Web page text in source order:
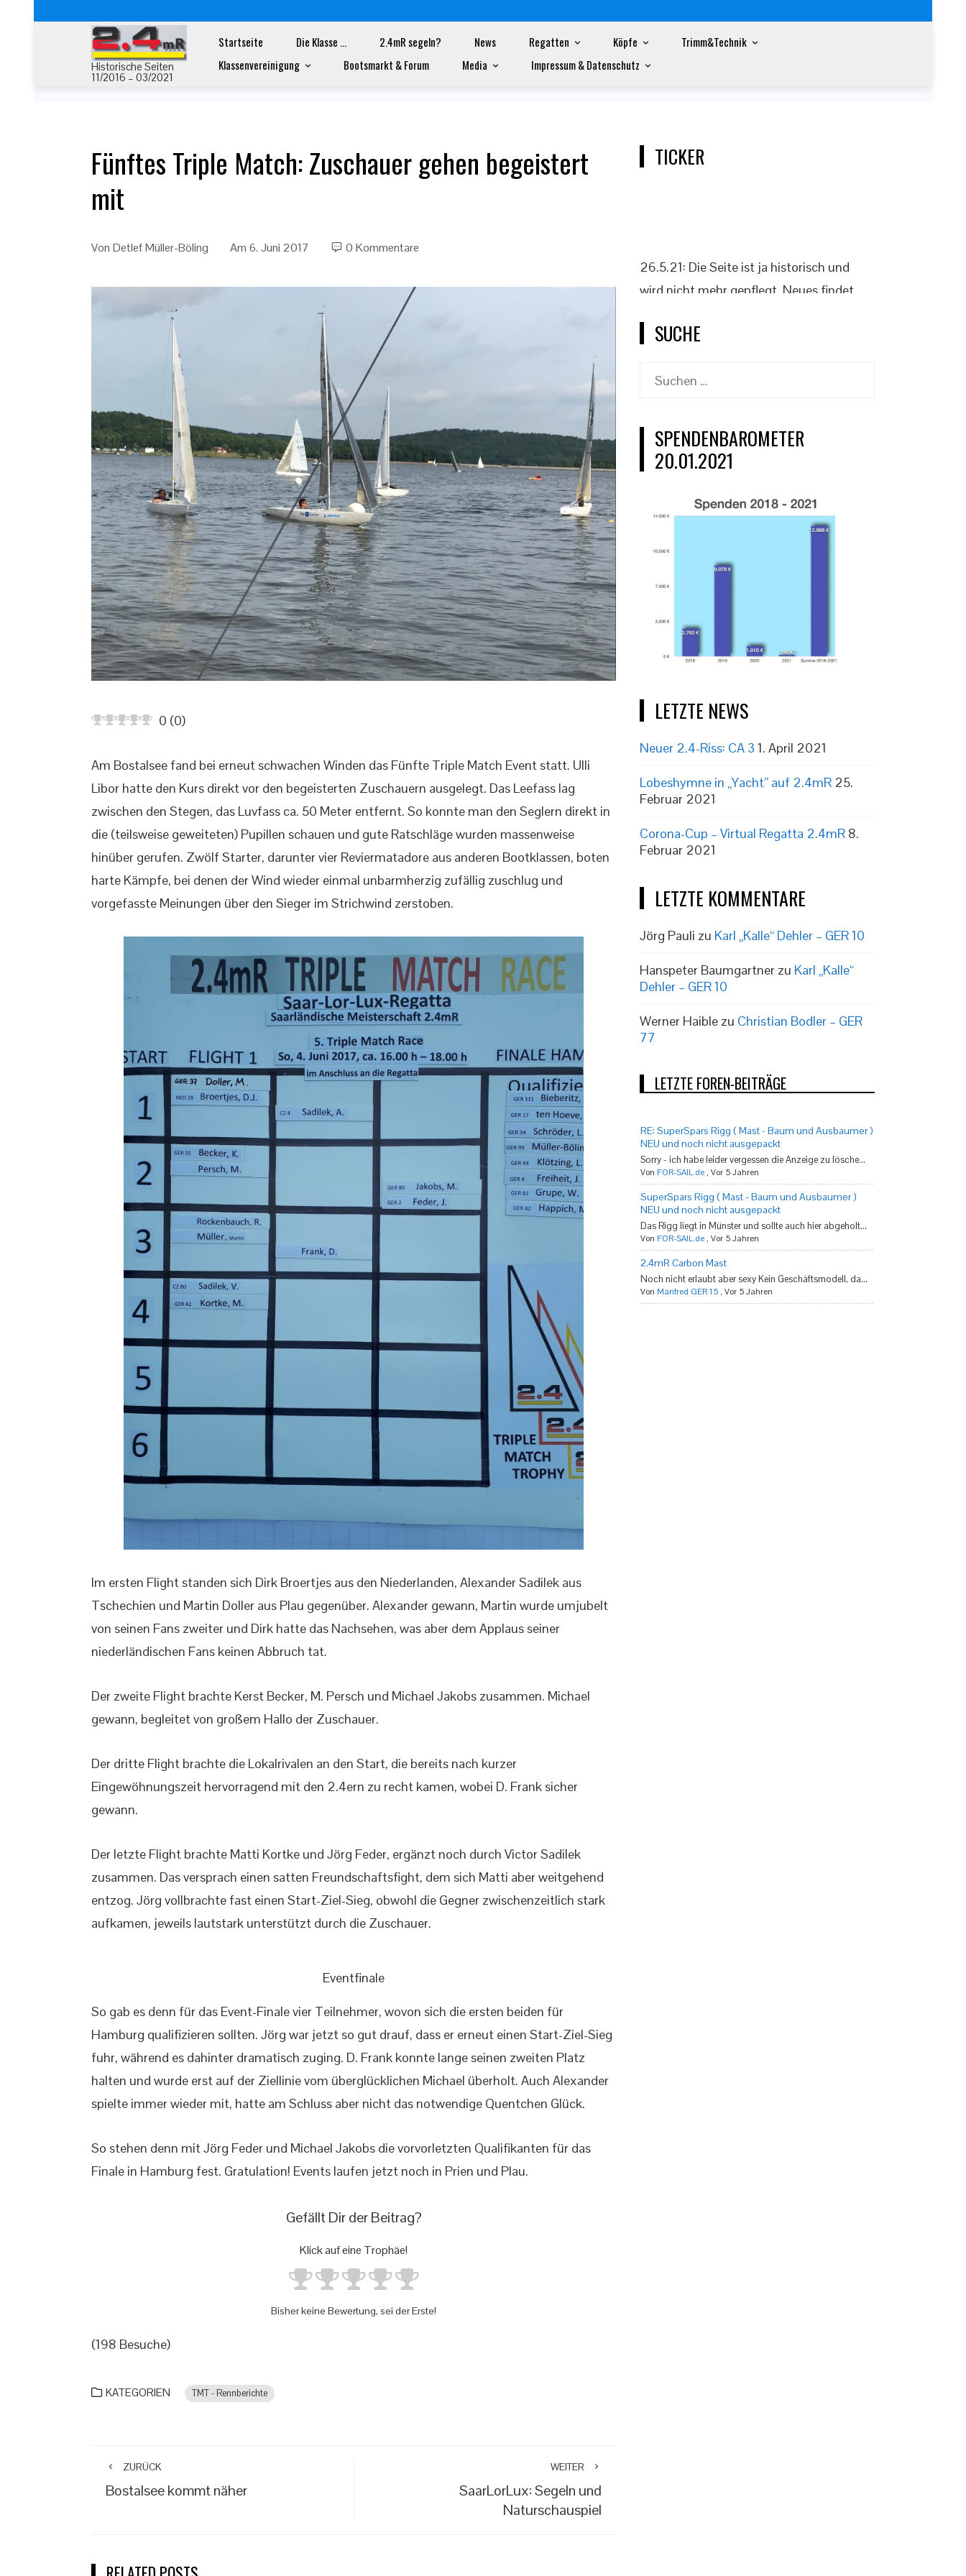
Historische Seiten
11/2016 – 03/2021
Startseite Die Klasse … 2.4mR segeln? News Regatten Köpfe
Trimm&Technik
Klassenvereinigung
Bootsmarkt & Forum Media Impressum & Datenschutz
Home Fünftes Triple Match: Zuschauer gehen begeistert mit
Fünftes Triple Match: Zuschauer gehen begeistert
mit
Von Detlef Müller-Böling Am 6. Juni 2017 0 Kommentare
0 (0)
Am Bostalsee fand bei erneut schwachen Winden das Fünfte Triple Match Event statt. Ulli
Libor hatte den Kurs direkt vor den begeisterten Zuschauern ausgelegt. Das Leefass lag
zwischen den Stegen, das Luvfass ca. 50 Meter entfernt. So konnte man den Seglern direkt in
die (teilsweise geweiteten) Pupillen schauen und gute Ratschläge wurden massenweise
hinüber gerufen. Zwölf Starter, darunter vier Reviermatadore aus anderen Bootklassen, boten
harte Kämpfe, bei denen der Wind wieder einmal unbarmherzig zufällig zuschlug und
vorgefasste Meinungen über den Sieger im Strichwind zerstoben.
Im ersten Flight standen sich Dirk Broertjes aus den Niederlanden, Alexander Sadilek aus
Tschechien und Martin Doller aus Plau gegenüber. Alexander gewann, Martin wurde umjubelt
von seinen Fans zweiter und Dirk hatte das Nachsehen, was aber dem Applaus seiner
niederländischen Fans keinen Abbruch tat.
Der zweite Flight brachte Kerst Becker, M. Persch und Michael Jakobs zusammen. Michael
gewann, begleitet von großem Hallo der Zuschauer.
Der dritte Flight brachte die Lokalrivalen an den Start, die bereits nach kurzer
Eingewöhnungszeit hervorragend mit den 2.4ern zu recht kamen, wobei D. Frank sicher
gewann.
Der letzte Flight brachte Matti Kortke und Jörg Feder, ergänzt noch durch Victor Sadilek
zusammen. Das versprach einen satten Freundschaftsfight, dem sich Matti aber weitgehend
entzog. Jörg vollbrachte fast einen Start-Ziel-Sieg, obwohl die Gegner zwischenzeitlich stark
aufkamen, jeweils lautstark unterstützt durch die Zuschauer.
Eventfinale
So gab es denn für das Event-Finale vier Teilnehmer, wovon sich die ersten beiden für
Hamburg qualifizieren sollten. Jörg war jetzt so gut drauf, dass er erneut einen Start-Ziel-Sieg
fuhr, während es dahinter dramatisch zuging. D. Frank konnte lange seinen zweiten Platz
halten und wurde erst auf der Ziellinie vom überglücklichen Michael überholt. Auch Alexander
spielte immer wieder mit, hatte am Schluss aber nicht das notwendige Quentchen Glück.
So stehen denn mit Jörg Feder und Michael Jakobs die vorvorletzten Qualifikanten für das
Finale in Hamburg fest. Gratulation! Events laufen jetzt noch in Prien und Plau.
Gefällt Dir der Beitrag?
Klick auf eine Trophäe!
Bisher keine Bewertung, sei der Erste!
(198 Besuche)
KATEGORIEN TMT - Rennberichte
ZURÜCK
Bostalsee kommt näher
WEITER
SaarLorLux: Segeln und
Naturschauspiel
TICKER
wird nicht mehr gepflegt. Neues findet
www.2punkt4.de.
SUCHE
Suchen
SPENDENBAROMETER
20.01.2021
LETZTE NEWS
Neuer 2.4-Riss: CA 3 1. April 2021
Lobeshymne in „Yacht” auf 2.4mR 25.
Februar 2021
Corona-Cup – Virtual Regatta 2.4mR 8.
Februar 2021
LETZTE KOMMENTARE
Jörg Pauli zu Karl „Kalle“ Dehler – GER 10
Hanspeter Baumgartner zu Karl „Kalle“
Dehler – GER 10
Werner Haible zu Christian Bodler – GER
77
LETZTE FOREN-BEITRÄGE
RE: SuperSpars Rigg ( Mast - Baum und Ausbaumer )
NEU und noch nicht ausgepackt
Sorry - ich habe leider vergessen die Anzeige zu lösche...
Von FOR-SAIL.de , Vor 5 Jahren
SuperSpars Rigg ( Mast - Baum und Ausbaumer )
NEU und noch nicht ausgepackt
Das Rigg liegt in Münster und sollte auch hier abgeholt...
Von FOR-SAIL.de , Vor 5 Jahren
2.4mR Carbon Mast
Noch nicht erlaubt aber sexy Kein Geschäftsmodell, da...
Von Manfred GER 15 , Vor 5 Jahren